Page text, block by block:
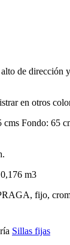
de dirección
en otros
Fondo: 65
m3
fijo,
Sillas fijas